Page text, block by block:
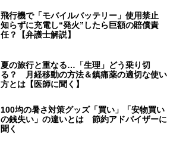
飛行機で「モバイルバッテリー」使用禁止
知らずに充電し“発火”したら巨額の賠償責
任？【弁護士解説】
夏の旅行と重なる…「生理」どう乗り切
る？ 月経移動の方法＆鎮痛薬の適切な使い
方とは【医師に聞く】
100均の暑さ対策グッズ「買い」「安物買い
の銭失い」の違いとは 節約アドバイザーに
聞く